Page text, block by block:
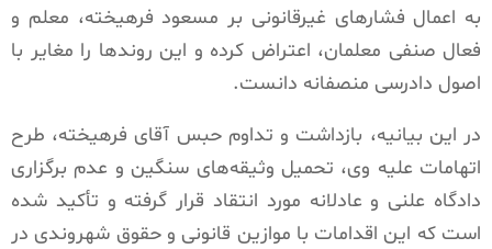
به اعمال فشارهای غیرقانونی بر مسعود فرهیخته، معلم و
فعال صنفی معلمان، اعتراض کرده و این روندها را مغایر با
اصول دادرسی منصفانه دانست.
در این بیانیه، بازداشت و تداوم حبس آقای فرهیخته، طرح
اتهامات علیه وی، تحمیل وثیقه‌های سنگین و عدم برگزاری
دادگاه علنی و عادلانه مورد انتقاد قرار گرفته و تأکید شده
است که این اقدامات با موازین قانونی و حقوق شهروندی در